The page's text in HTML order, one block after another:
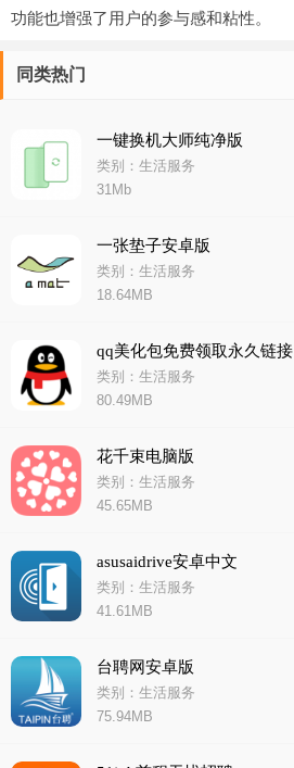
功能也增强了用户的参与感和粘性。
同类热门
一键换机大师纯净版
类别：生活服务
31Mb
一张垫子安卓版
类别：生活服务
18.64MB
qq美化包免费领取永久链接
类别：生活服务
80.49MB
花千束电脑版
类别：生活服务
45.65MB
asusaidrive安卓中文
类别：生活服务
41.61MB
台聘网安卓版
类别：生活服务
75.94MB